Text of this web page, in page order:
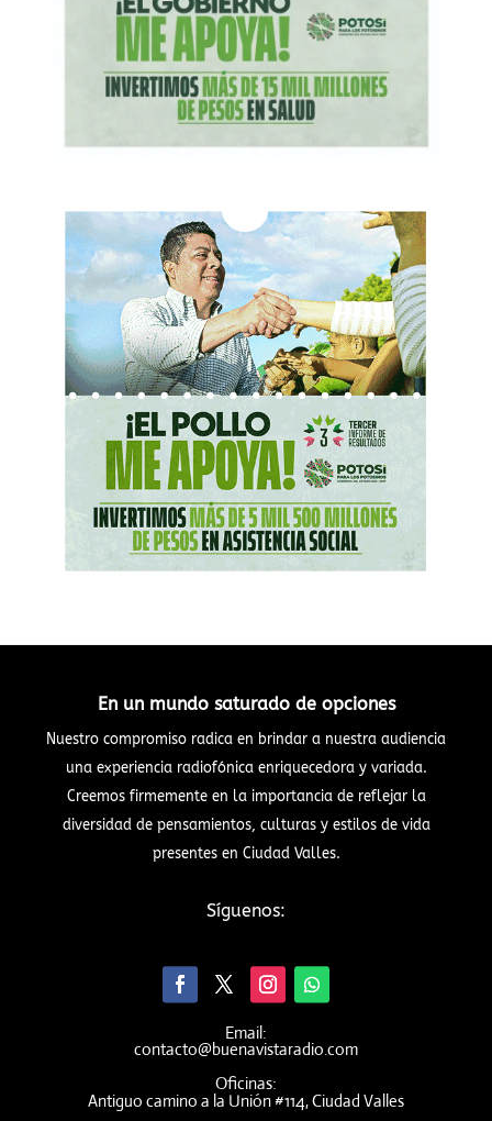
En un mundo saturado de opciones
Nuestro compromiso radica en brindar a nuestra audiencia
una experiencia radiofónica enriquecedora y variada.
Creemos firmemente en la importancia de reflejar la
diversidad de pensamientos, culturas y estilos de vida
presentes en Ciudad Valles.
Síguenos:
Email:
contacto@buenavistaradio.com
Oficinas:
Antiguo camino a la Unión #114, Ciudad Valles